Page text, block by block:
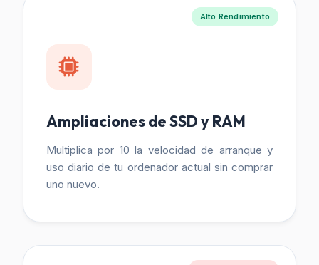
Alto Rendimiento
Ampliaciones de SSD y RAM
Multiplica por 10 la velocidad de arranque y
uso diario de tu ordenador actual sin comprar
uno nuevo.